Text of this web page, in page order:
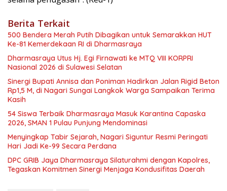
Berita Terkait
500 Bendera Merah Putih Dibagikan untuk Semarakkan HUT
Ke-81 Kemerdekaan RI di Dharmasraya
Dharmasraya Utus Hj. Egi Firnawati ke MTQ VIII KORPRI
Nasional 2026 di Sulawesi Selatan
Sinergi Bupati Annisa dan Poniman Hadirkan Jalan Rigid Beton
Rp1,5 M, di Nagari Sungai Langkok Warga Sampaikan Terima
Kasih
54 Siswa Terbaik Dharmasraya Masuk Karantina Capaska
2026, SMAN 1 Pulau Punjung Mendominasi
Menyingkap Tabir Sejarah, Nagari Siguntur Resmi Peringati
Hari Jadi Ke-99 Secara Perdana
DPC GRIB Jaya Dharmasraya Silaturahmi dengan Kapolres,
Tegaskan Komitmen Sinergi Menjaga Kondusifitas Daerah